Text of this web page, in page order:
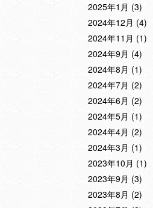
2025年1月 (3)
2024年12月 (4)
2024年11月 (1)
2024年9月 (4)
2024年8月 (1)
2024年7月 (2)
2024年6月 (2)
2024年5月 (1)
2024年4月 (2)
2024年3月 (1)
2023年10月 (1)
2023年9月 (3)
2023年8月 (2)